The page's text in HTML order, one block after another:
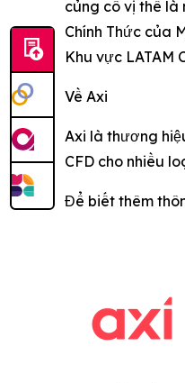
củng cố vị thế là
Chính Thức của
Khu vực LATAM
Về Axi
Axi là thương
CFD cho nhiều
Để biết thêm